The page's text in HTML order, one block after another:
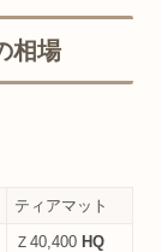
相場
ティアマット
Ｚ40,400 HQ